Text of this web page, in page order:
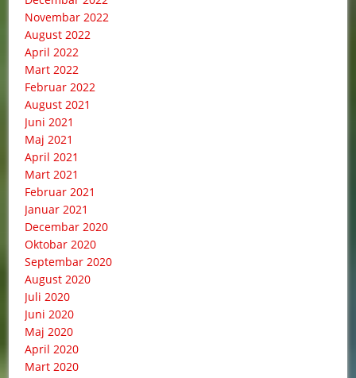
Novembar 2022
August 2022
April 2022
Mart 2022
Februar 2022
August 2021
Juni 2021
Maj 2021
April 2021
Mart 2021
Februar 2021
Januar 2021
Decembar 2020
Oktobar 2020
Septembar 2020
August 2020
Juli 2020
Juni 2020
Maj 2020
April 2020
Mart 2020